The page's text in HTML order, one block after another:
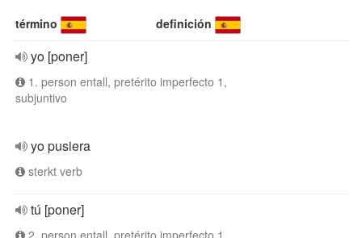
término definición
yo [poner]
1. person entall, pretérito imperfecto 1,
subjuntivo
yo pusiera
sterkt verb
tú [poner]
2. person entall, pretérito imperfecto 1,